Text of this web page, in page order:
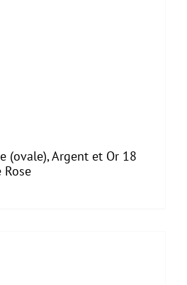
(ovale), Argent et Or 18
Rose